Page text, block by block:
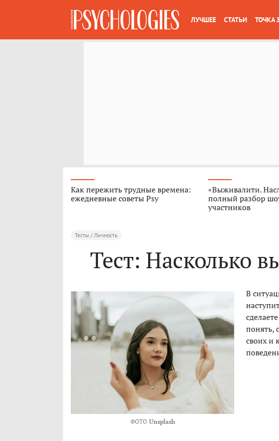
ЛУЧШЕЕ СТАТЬИ ТОЧКА
Как пережить трудные времена:
ежедневные советы Psy
«Выживалити.
полный разбор
участников
Тесты / Личность
Тест: Насколько
ФОТО Unsplash
В
понять,
своих и